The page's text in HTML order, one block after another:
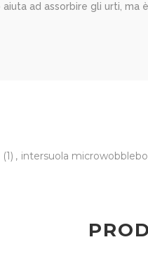
ad assorbire gli urti,
(1) , intersuola